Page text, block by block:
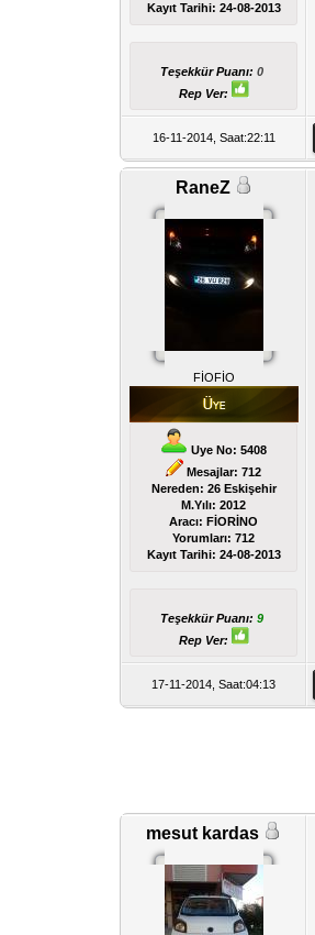
Kayıt Tarihi: 24-08-2013
Teşekkür Puanı:0
Rep Ver:
16-11-2014, Saat:22:11
RaneZ
FİOFİO
Uye No: 5408
Mesajlar: 712
Nereden: 26 Eskişehir
M.Yılı: 2012
Aracı: FİORİNO
Yorumları:712
Kayıt Tarihi: 24-08-2013
Teşekkür Puanı:9
Rep Ver:
17-11-2014, Saat:04:13
mesut kardas